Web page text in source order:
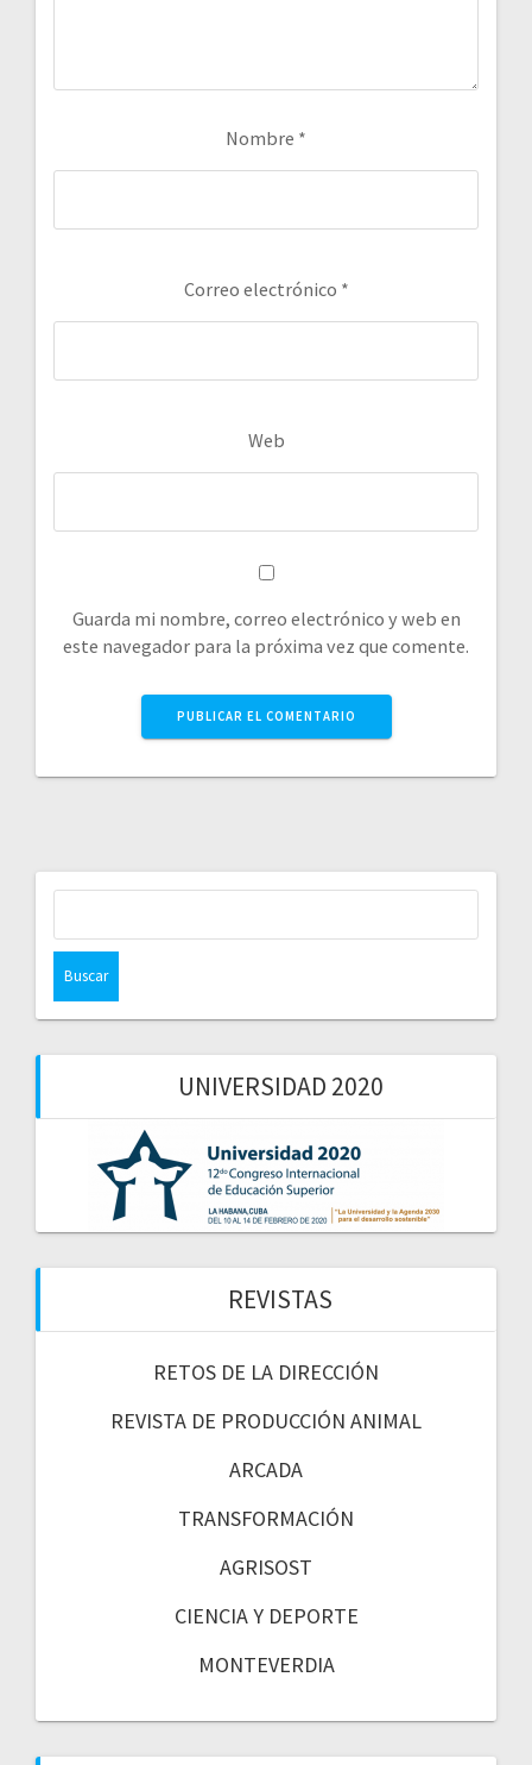
Nombre *
Correo electrónico *
Web
Guarda mi nombre, correo electrónico y web en
este navegador para la próxima vez que comente.
UNIVERSIDAD 2020
REVISTAS
RETOS DE LA DIRECCIÓN
REVISTA DE PRODUCCIÓN ANIMAL
ARCADA
TRANSFORMACIÓN
AGRISOST
CIENCIA Y DEPORTE
MONTEVERDIA